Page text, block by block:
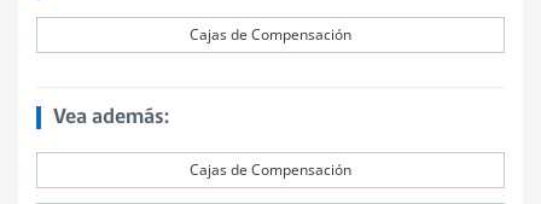
Cajas de Compensación
Vea además:
Cajas de Compensación